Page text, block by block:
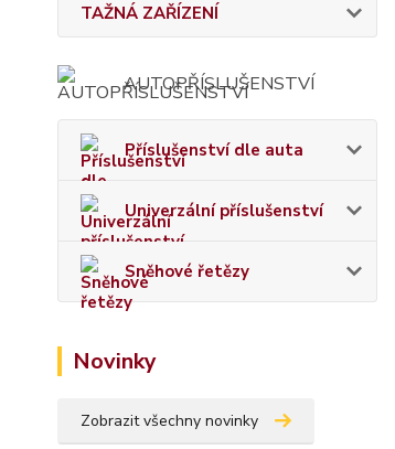
TAŽNÁ ZAŘÍZENÍ
AUTOPŘÍSLUŠENSTVÍ
Příslušenství dle auta
Univerzální příslušenství
Sněhové řetězy
Novinky
Zobrazit všechny novinky